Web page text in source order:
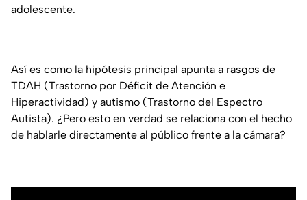
adolescente.
Así es como la hipótesis principal apunta a rasgos de
TDAH (Trastorno por Déficit de Atención e
Hiperactividad) y autismo (Trastorno del Espectro
Autista). ¿Pero esto en verdad se relaciona con el hecho
de hablarle directamente al público frente a la cámara?